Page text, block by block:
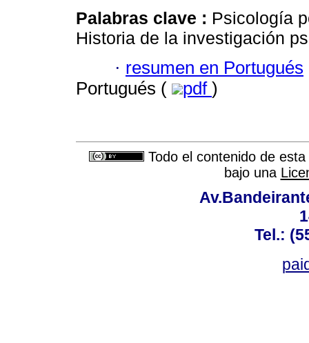
Palabras clave : Psicología
Historia de la investigación
· resumen en Portugués
Portugués (
pdf )
Todo el contenido de
bajo una
Tel.: